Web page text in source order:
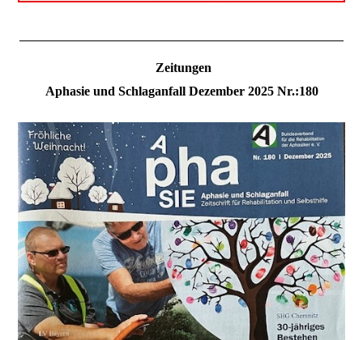
Zeitungen
Aphasie und Schlaganfall Dezember 2025 Nr.:180